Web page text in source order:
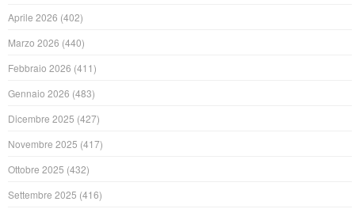
Aprile 2026 (402)
Marzo 2026 (440)
Febbraio 2026 (411)
Gennaio 2026 (483)
Dicembre 2025 (427)
Novembre 2025 (417)
Ottobre 2025 (432)
Settembre 2025 (416)